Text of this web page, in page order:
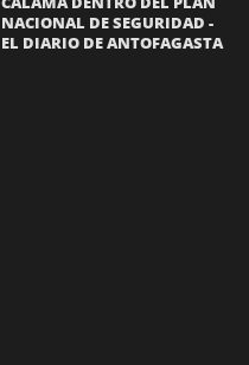
NACIONAL DE SEGURIDAD -
EL DIARIO DE ANTOFAGASTA